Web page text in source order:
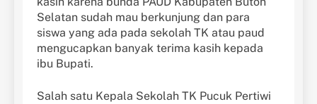
Selatan sudah mau berkunjung dan para
siswa yang ada pada sekolah TK atau paud
mengucapkan banyak terima kasih kepada
ibu Bupati.
Salah satu Kepala Sekolah TK Pucuk Pertiwi